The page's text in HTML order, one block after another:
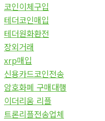
코인이체구입
테더코인매입
테더원화환전
장외거래
xrp매입
신용카드코인전송
암호화폐 구매대행
이더리움 리플
트론리플전송업체